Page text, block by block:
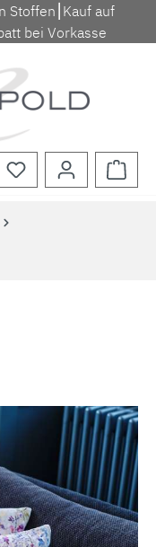
Stoffen⎮Kauf auf
bei Vorkasse